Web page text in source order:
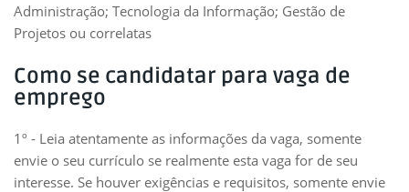
Administração; Tecnologia da Informação; Gestão de
Projetos ou correlatas
Como se candidatar para vaga de
emprego
1º - Leia atentamente as informações da vaga, somente
envie o seu currículo se realmente esta vaga for de seu
interesse. Se houver exigências e requisitos, somente envie